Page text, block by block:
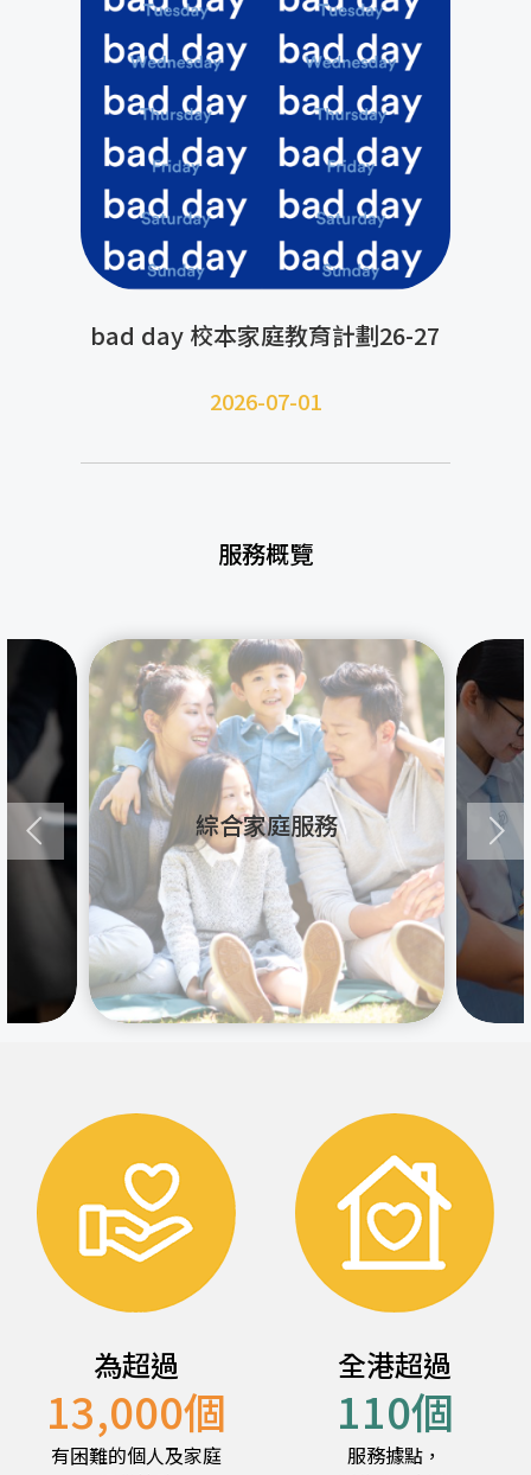
bad day 校本家庭教育計劃26-27
2026-07-01
服務概覽
綜合家庭服務
為超過
13,000個
有困難的個人及家庭
全港超過
110個
服務據點，